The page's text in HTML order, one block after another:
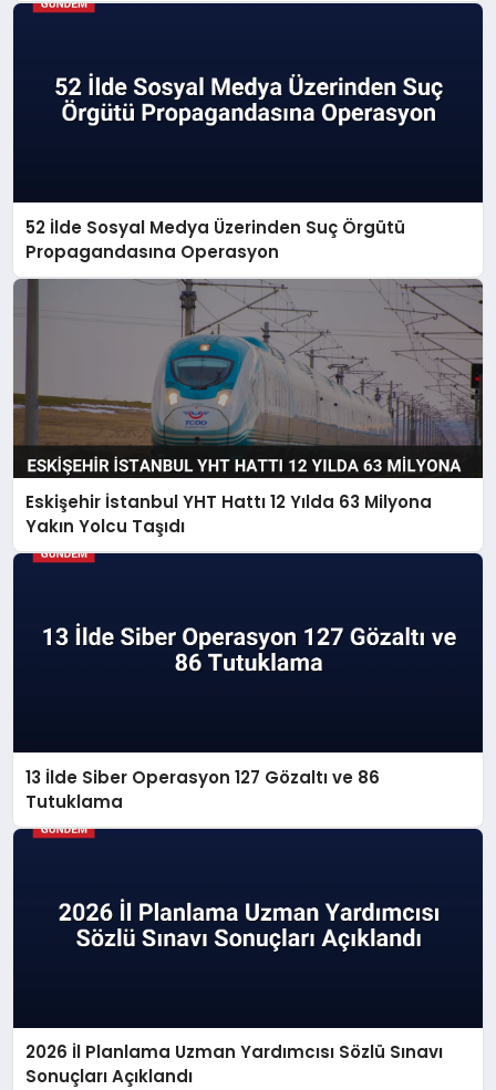
52 İlde Sosyal Medya Üzerinden Suç Örgütü
Propagandasına Operasyon
Eskişehir İstanbul YHT Hattı 12 Yılda 63 Milyona
Yakın Yolcu Taşıdı
13 İlde Siber Operasyon 127 Gözaltı ve 86
Tutuklama
2026 İl Planlama Uzman Yardımcısı Sözlü Sınavı
Sonuçları Açıklandı